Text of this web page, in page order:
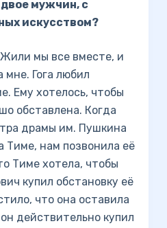
мужчин, с
искусством?
мы все вместе, и
мне. Гога любил
Ему хотелось, чтобы
обставлена. Когда
драмы им. Пушкина
Тиме, нам позвонила её
Тиме хотела, чтобы
купил обстановку её
что она оставила
действительно купил